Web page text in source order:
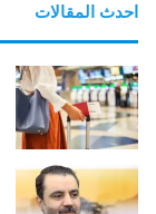
احدث المقالات